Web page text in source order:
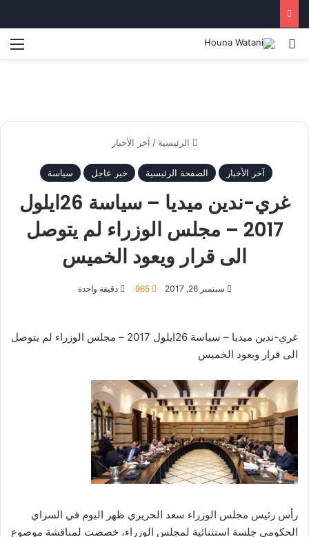
بحث عن
الرئيسية / آخر الأخبار
آخر الأخبار الصفحة الرئيسية خبر عاجل سياسة
غري-ندين ميديا – سياسة 26ايلول
2017 – مجلس الوزراء لم يتوصل
الى قرار ويعود الخميس
سبتمبر 26, 2017 965 دقيقة واحدة
غري-ندين ميديا – سياسة 26ايلول 2017 – مجلس الوزراء لم يتوصل
الى قرار ويعود الخميس
رأس رئيس مجلس الوزراء سعد الحريري ظهر اليوم في السراي
الحكومي جلسة استثنائية لمجلس الوزراء، خصصت لمناقشة موضوع